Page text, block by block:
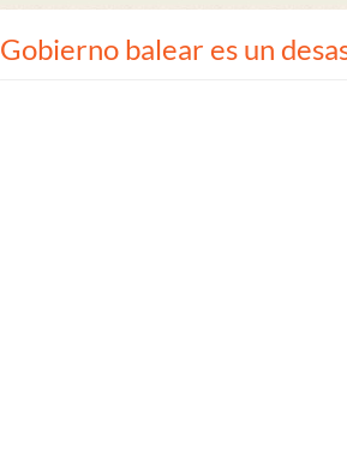
Gobierno balear es un